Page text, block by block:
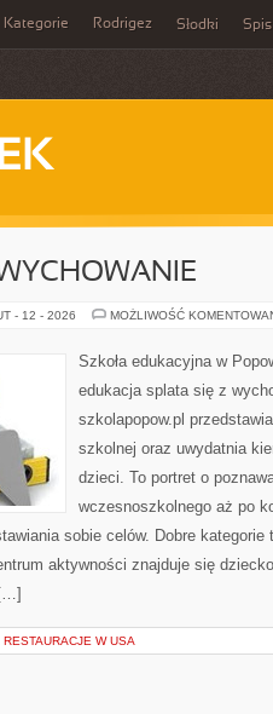
Kategorie Rodrigez Słodki Spis
- 12 - 2026 MOŻLIWOŚĆ
Szkoła edukacyjna w
edukacja splata się z
szkolapopow.pl
szkolnej oraz uwydatnia
dzieci. To portret o
wczesnoszkolnego aż po
sobie celów. Dobre kategorie
aktywności znajduje się
W USA